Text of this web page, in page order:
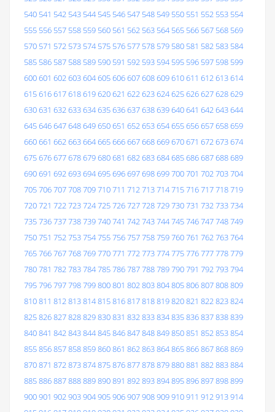
540 541 542 543 544 545 546 547 548 549 550 551 552 553 554
555 556 557 558 559 560 561 562 563 564 565 566 567 568 569
570 571 572 573 574 575 576 577 578 579 580 581 582 583 584
585 586 587 588 589 590 591 592 593 594 595 596 597 598 599
600601 602603604605606607608609610611 612613614
615616617618619620621 622623624625626627628629
630631 632633634635636637638639640641 642643644
645646647648649650651 652653654655656657658659
660661 662663664665666667668669670671 672673674
675676677678679680681 682683684685686687688689
690691 692693694695696697698699700701 702703704
705706707708709710711 712713714715716717718719
720721 722723724725726727728729730731 732733734
735736737738739740741 742743744745746747748749
750751 752753754755756757758759760761 762763764
765766767768769770771 772773774775776777778779
780781 782783784785786787788789790791 792793794
795796797798799800801 802803804805806807808809
810811 812813814815816817818819820821 822823824
825826827828829830831 832833834835836837838839
840841 842843844845846847848849850851 852853854
855856857858859860861 862863864865866867868869
870871 872873874875876877878879880881 882883884
885886887888889890891 892893894895896897898899
900901 902903904905906907908909910911 912913914